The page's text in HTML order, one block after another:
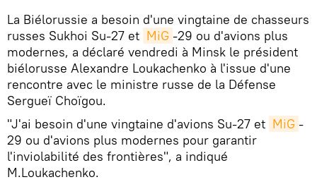
La Biélorussie a besoin d'une vingtaine de chasseurs
russes Sukhoi Su-27 et MiG -29 ou d'avions plus
modernes, a déclaré vendredi à Minsk le président
biélorusse Alexandre Loukachenko à l'issue d'une
rencontre avec le ministre russe de la Défense
Sergueï Choïgou.
"J'ai besoin d'une vingtaine d'avions Su-27 et MiG -
29 ou d'avions plus modernes pour garantir
l'inviolabilité des frontières", a indiqué
M.Loukachenko.